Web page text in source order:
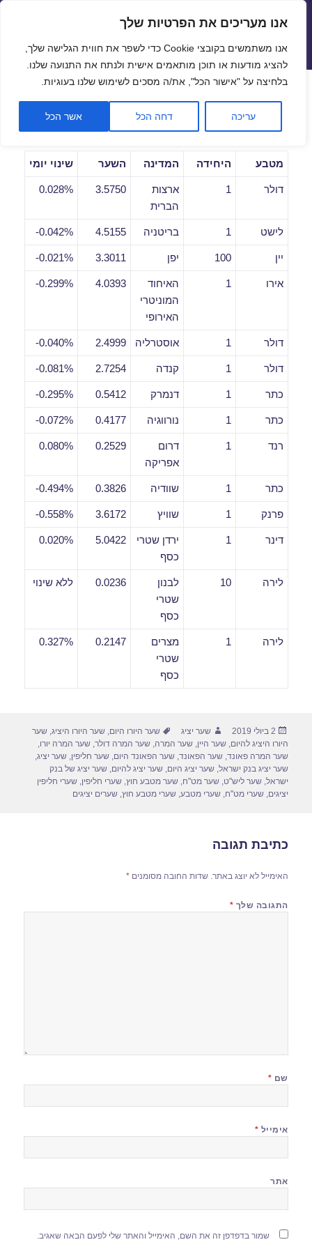
פתח
אנו מעריכים את הפרטיות שלך
אנו משתמשים בקובצי Cookie כדי לשפר את חווית הגלישה שלך,
להציג מודעות או תוכן מותאמים אישית ולנתח את התנועה שלנו.
בלחיצה על "אישור הכל", את/ה מסכים לשימוש שלנו בעוגיות.
עריכה דחה הכל אשר הכל
שערי חליפין יציגים – שער יציג
תפריטים
ווידג'טים
שערי חליפין יומיים לתאריך
02/07/2019
מטבע היחידה המדינה השער שינוי יומי
דולר 1
ארצות
הברית
3.5750
0.028%
לישט 1 בריטניה 4.5155
0.042%-
יין 100 יפן 3.3011
0.021%-
אירו 1
האיחוד
המוניטרי
האירופי
4.0393
0.299%-
דולר 1 אוסטרליה 2.4999
0.040%-
דולר 1 קנדה 2.7254
0.081%-
כתר 1 דנמרק 0.5412
0.295%-
כתר 1 נורווגיה 0.4177
0.072%-
רנד 1
דרום
אפריקה
0.2529
0.080%
כתר 1 שוודיה 0.3826
0.494%-
פרנק 1 שוויץ 3.6172
0.558%-
דינר 1
ירדן שטרי
כסף
5.0422
0.020%
לירה 10
לבנון
שטרי
כסף
0.0236 ללא שינוי
לירה 1
מצרים
שטרי
כסף
0.2147
0.327%
פורסם
בתאריך
2 ביולי 2019 מחבר
שער יציג תגיות
שער היורו היום,שער היורו היציג,שער
היורו היציג להיום,שער היין,שער המרה,שער המרה דולר,שער המרה יורו,
שער המרה פאונד,שער הפאונד,שער הפאונד היום,שער חליפין,שער יציג,
שער יציג בנק ישראל,שער יציג היום,שער יציג להיום,שער יציג של בנק
ישראל,שער ליש"ט,שער מט"ח,שער מטבע חוץ,שערי חליפין,שערי חליפין
יציגים,שערי מט"ח,שערי מטבע,שערי מטבע חוץ,שערים יציגים
כתיבת תגובה
האימייל לא יוצג באתר. שדות החובה מסומנים*
התגובה שלך *
שם *
אימייל *
אתר
שמור בדפדפן זה את השם, האימייל והאתר שלי לפעם הבאה שאגיב.